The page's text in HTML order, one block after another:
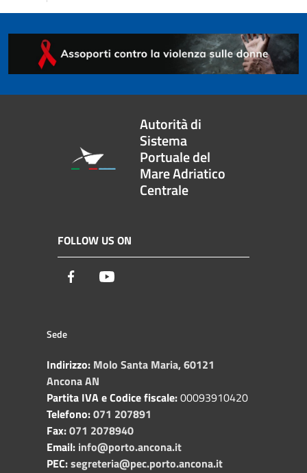
Autorità di
Sistema
Portuale del
Mare Adriatico
Centrale
FOLLOW US ON
Facebook
Sede
Indirizzo: Molo Santa Maria, 60121
Ancona AN
Partita IVA e Codice fiscale:00093910420
Telefono:071 207891
Fax:071 2078940
Email: info@porto.ancona.it
PEC:segreteria@pec.porto.ancona.it